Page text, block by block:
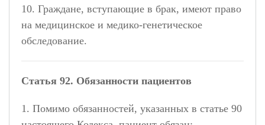
10. Граждане, вступающие в брак, имеют право
на медицинское и медико-генетическое
обследование.
Статья 92. Обязанности пациентов
1. Помимо обязанностей, указанных в статье 90